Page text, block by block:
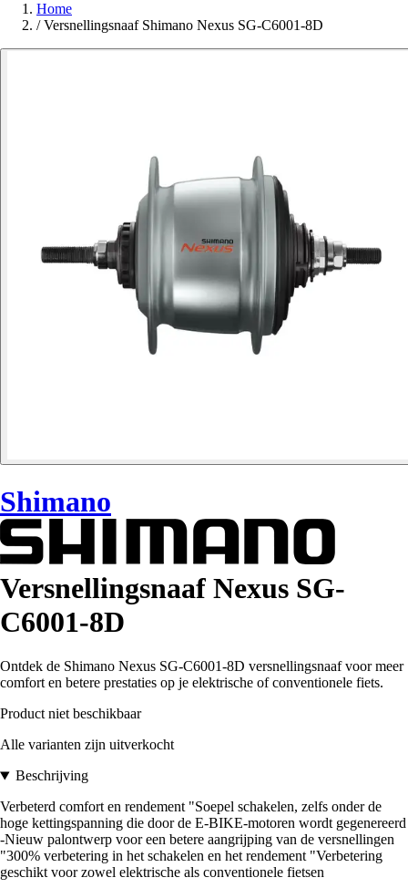
Home
/ Versnellingsnaaf Shimano Nexus SG-C6001-8D
Shimano
Versnellingsnaaf Nexus SG-
C6001-8D
Ontdek de Shimano Nexus SG-C6001-8D versnellingsnaaf voor meer
comfort en betere prestaties op je elektrische of conventionele fiets.
Product niet beschikbaar
Alle varianten zijn uitverkocht
Beschrijving
Verbeterd comfort en rendement "Soepel schakelen, zelfs onder de
hoge kettingspanning die door de E-BIKE-motoren wordt gegenereerd
-Nieuw palontwerp voor een betere aangrijping van de versnellingen
"300% verbetering in het schakelen en het rendement "Verbetering
geschikt voor zowel elektrische als conventionele fietsen